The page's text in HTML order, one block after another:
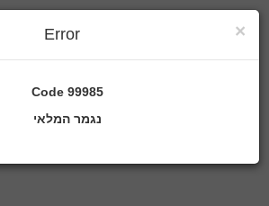
×
Error
Code 99985
נגמר המלאי